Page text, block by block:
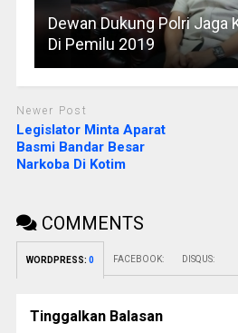
Dewan Dukung Polri Jaga
Di Pemilu 2019
Newer Post
Legislator Minta Aparat
Basmi Bandar Besar
Narkoba Di Kotim
COMMENTS
WORDPRESS: 0 FACEBOOK: DISQUS:
Tinggalkan Balasan